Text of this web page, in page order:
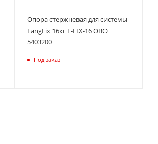
Опора стержневая для системы
FangFix 16кг F-FIX-16 OBO
5403200
Под заказ